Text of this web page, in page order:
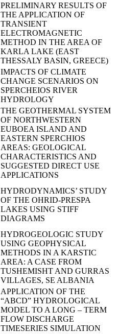
PRELIMINARY RESULTS OF
THE APPLICATION OF
TRANSIENT
ELECTROMAGNETIC
METHOD IN THE AREA OF
KARLA LAKE (EAST
THESSALY BASIN, GREECE)
IMPACTS OF CLIMATE
CHANGE SCENARIOS ON
SPERCHEIOS RIVER
HYDROLOGY
THE GEOTHERMAL SYSTEM
OF NORTHWESTERN
EUBOEA ISLAND AND
EASTERN SPERCHIOS
AREAS: GEOLOGICAL
CHARACTERISTICS AND
SUGGESTED DIRECT USE
APPLICATIONS
HYDRODYNAMICS’ STUDY
OF THE OHRID-PRESPA
LAKES USING STIFF
DIAGRAMS
HYDROGEOLOGIC STUDY
USING GEOPHYSICAL
METHODS IN A KARSTIC
AREA: A CASE FROM
TUSHEMISHT AND GURRAS
VILLAGES, SE ALBANIA
APPLICATION OF THE
“ABCD” HYDROLOGICAL
MODEL TO A LONG – TERM
FLOW DISCHARGE
TIMESERIES SIMULATION